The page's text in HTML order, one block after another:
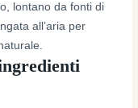
lontano da fonti di
all’aria per